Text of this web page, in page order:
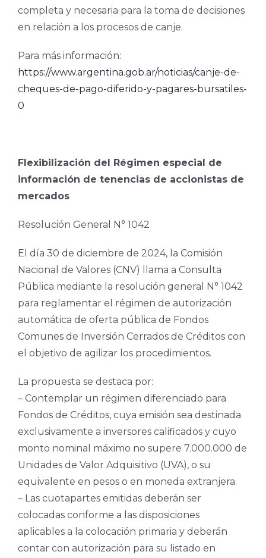
completa y necesaria para la toma de decisiones
en relación a los procesos de canje.
Para más información:
https://www.argentina.gob.ar/noticias/canje-de-
cheques-de-pago-diferido-y-pagares-bursatiles-
0
Flexibilización del Régimen especial de
información de tenencias de accionistas de
mercados
Resolución General N° 1042
El día 30 de diciembre de 2024, la Comisión
Nacional de Valores (CNV) llama a Consulta
Pública mediante la resolución general N° 1042
para reglamentar el régimen de autorización
automática de oferta pública de Fondos
Comunes de Inversión Cerrados de Créditos con
el objetivo de agilizar los procedimientos.
La propuesta se destaca por:
– Contemplar un régimen diferenciado para
Fondos de Créditos, cuya emisión sea destinada
exclusivamente a inversores calificados y cuyo
monto nominal máximo no supere 7.000.000 de
Unidades de Valor Adquisitivo (UVA), o su
equivalente en pesos o en moneda extranjera.
– Las cuotapartes emitidas deberán ser
colocadas conforme a las disposiciones
aplicables a la colocación primaria y deberán
contar con autorización para su listado en